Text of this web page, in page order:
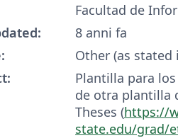
Facultad de
8 anni fa
Other (as stated
Plantilla para
de otra plantilla
Theses (https://
state.edu/grad/